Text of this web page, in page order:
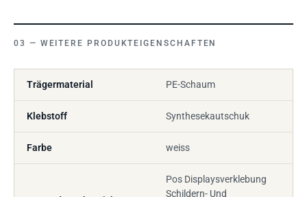
WEITERE PRODUKTEIGENSCHAFTEN
Trägermaterial PE-Schaum
Klebstoff Synthesekautschuk
Farbe weiss
Pos Displaysverklebung
Schildern- Und